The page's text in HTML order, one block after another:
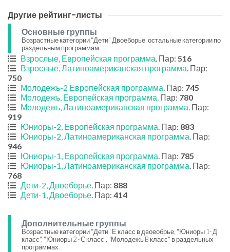
Другие рейтинг-листы
Основные группы
Возрастные категории "Дети" Двоеборье, остальные категории по
раздельным программам.
Взрослые, Европейская программа. Пар: 516
Взрослые, Латиноамериканская программа. Пар:
750
Молодежь-2 Европейская программа. Пар: 745
Молодежь, Европейская программа. Пар: 780
Молодежь, Латиноамериканская программа. Пар:
919
Юниоры-2, Европейская программа. Пар: 883
Юниоры-2, Латиноамериканская программа. Пар:
946
Юниоры-1, Европейская программа. Пар: 785
Юниоры-1, Латиноамериканская программа. Пар:
768
Дети-2, Двоеборье. Пар: 888
Дети-1, Двоеборье. Пар: 414
Дополнительные группы
Возрастные категории "Дети" Е класс в двоеобрье, "Юниоры 1- Д
класс", "Юниоры 2 - С класс", "Молодежь B класс" в раздельных
программах.